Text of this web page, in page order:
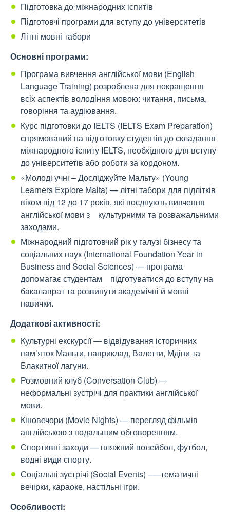
Підготовка до міжнародних іспитів
Підготовчі програми для вступу до університетів
Літні мовні табори
Основні програми:
Програма вивчення англійської мови (English
Language Training) розроблена для покращення
всіх аспектів володіння мовою: читання, письма,
говоріння та аудіювання.
Курс підготовки до IELTS (IELTS Exam Preparation)
спрямований на підготовку студентів до складання
міжнародного іспиту IELTS, необхідного для вступу
до університетів або роботи за кордоном.
«Молоді учні – Досліджуйте Мальту» (Young
Learners Explore Malta) — літні табори для підлітків
віком від 12 до 17 років, які поєднують вивчення
англійської мови з культурними та розважальними
заходами.
Міжнародний підготовчий рік у галузі бізнесу та
соціальних наук (International Foundation Year in
Business and Social Sciences) — програма
допомагає студентам підготуватися до вступу на
бакалаврат та розвинути академічні й мовні
навички.
Додаткові активності:
Культурні екскурсії — відвідування історичних
пам’яток Мальти, наприклад, Валетти, Мдіни та
Блакитної лагуни.
Розмовний клуб (Conversation Club) —
неформальні зустрічі для практики англійської
мови.
Кіновечори (Movie Nights) — перегляд фільмів
англійською з подальшим обговоренням.
Спортивні заходи — пляжний волейбол, футбол,
водні види спорту.
Соціальні зустрічі (Social Events) –—тематичні
вечірки, караоке, настільні ігри.
Особливості: